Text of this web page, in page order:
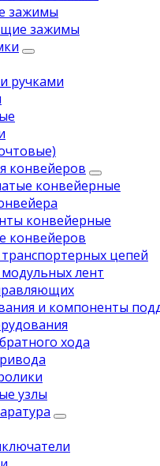
зажимы
зажимы
ручками
конвейеров
конвейерные
конвейерные
конвейеров
цепей
лент
и компоненты
хода
узлы